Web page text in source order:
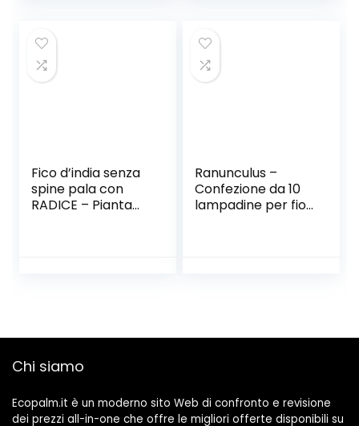
Mensola per Fiori
Rimovibile Angolo
Ufficio
Fico d’india senza
spine pala con
RADICE – Pianta
Ranunculus –
Confezione da 10
lampadine per fiori
Chi siamo
Ecopalm.it è un moderno sito Web di confronto e revisione
dei prezzi all-in-one che offre le migliori offerte disponibili su